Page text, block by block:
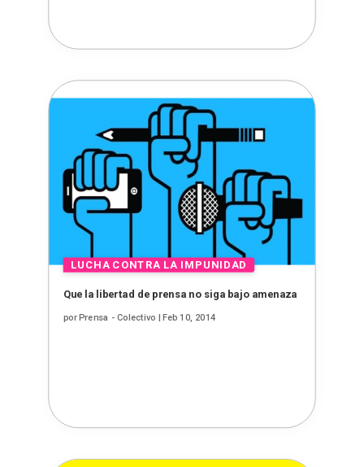
Que la libertad de prensa no siga bajo amenaza
porPrensa - Colectivo | Feb 10, 2014